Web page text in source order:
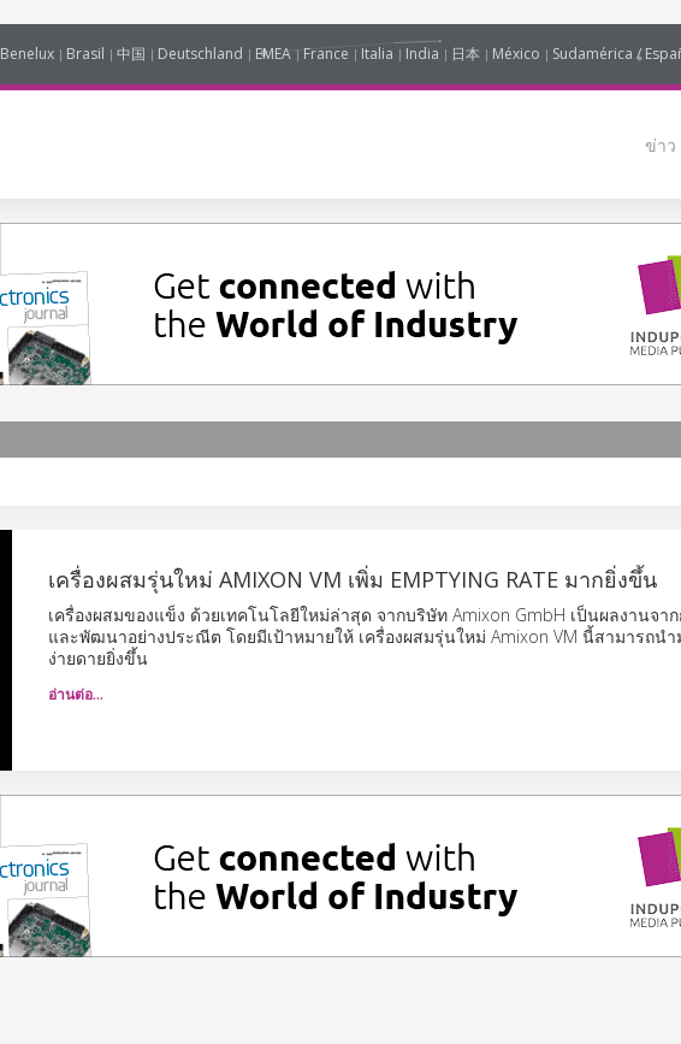
Benelux Brasil 中国 Deutschland EMEA France Italia India 日本 México Sudamérica /
ข่าว
เครื่องผสมรุ่นใหม่ AMIXON VM เพิ่ม EMPTYING RATE มากยิ่งขึ้น
เครื่องผสมของแข็ง ด้วยเทคโนโลยีใหม่ล่าสุด จากบริษัท Amixon GmbH เป็นผลงานจา
และพัฒนาอย่างประณีต โดยมีเป้าหมายให้ เครื่องผสมรุ่นใหม่ Amixon VM นี้สามารถน
ง่ายดายยิ่งขึ้น
อ่านต่อ…